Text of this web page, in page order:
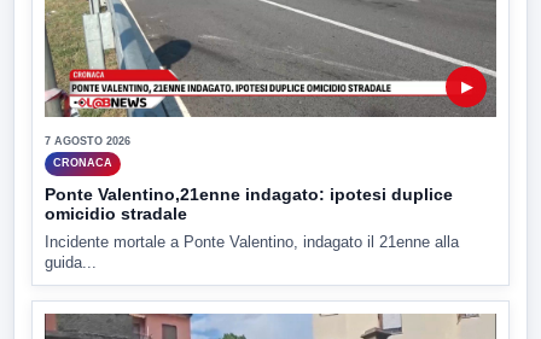
▶
7 AGOSTO 2026
CRONACA
Ponte Valentino,21enne indagato: ipotesi duplice
omicidio stradale
Incidente mortale a Ponte Valentino, indagato il 21enne alla
guida...